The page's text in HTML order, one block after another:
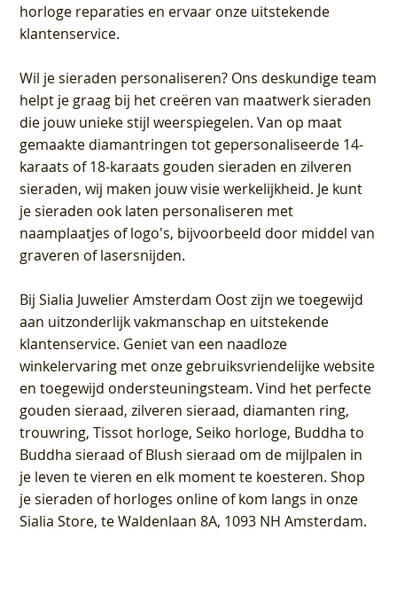
horloge reparaties en ervaar onze uitstekende
klantenservice.
Wil je sieraden personaliseren? Ons deskundige team
helpt je graag bij het creëren van maatwerk sieraden
die jouw unieke stijl weerspiegelen. Van op maat
gemaakte diamantringen tot gepersonaliseerde 14-
karaats of 18-karaats gouden sieraden en zilveren
sieraden, wij maken jouw visie werkelijkheid. Je kunt
je sieraden ook laten personaliseren met
naamplaatjes of logo's, bijvoorbeeld door middel van
graveren of lasersnijden.
BijSialia Juwelier Amsterdam Oostzijn we toegewijd
aan uitzonderlijk vakmanschap en uitstekende
klantenservice. Geniet van een naadloze
winkelervaring met onze gebruiksvriendelijke website
en toegewijd ondersteuningsteam. Vind het perfecte
gouden sieraad, zilveren sieraad, diamanten ring,
trouwring, Tissot horloge, Seiko horloge, Buddha to
Buddha sieraad of Blush sieraad om de mijlpalen in
je leven te vieren en elk moment te koesteren. Shop
je sieraden of horloges online of kom langs in onze
Sialia Store, te Waldenlaan 8A, 1093 NH Amsterdam.